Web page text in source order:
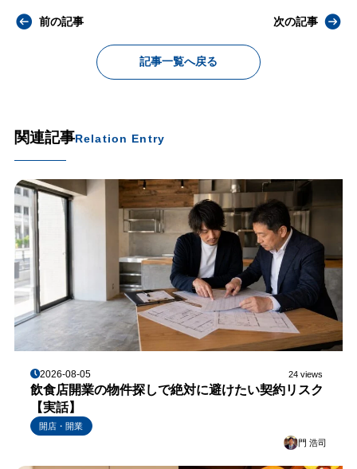
前の記事
記事一覧へ戻る
次の記事
関連記事Relation Entry
2026-08-05 24 views
飲食店開業の物件探しで絶対に避けたい契約リスク
【実話】
開店・開業
門 浩司